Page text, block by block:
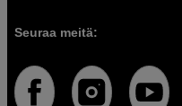
Seuraa meitä: